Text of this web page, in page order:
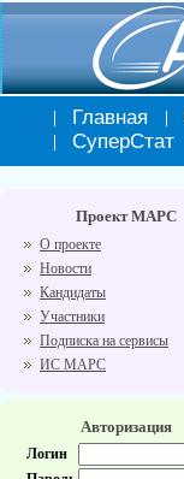
Главная
СуперСтат
Проект МАРС
О проекте
Новости
Кандидаты
Участники
Подписка на сервисы
ИС МАРС
Авторизация
Логин